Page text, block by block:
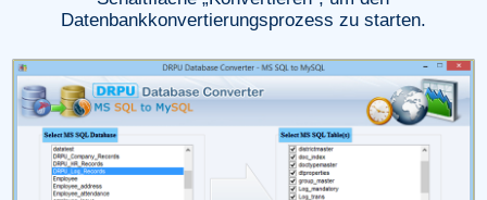
Datenbankkonvertierungsprozess zu starten.